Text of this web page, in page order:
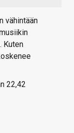
vähintään
Kuten
22,42